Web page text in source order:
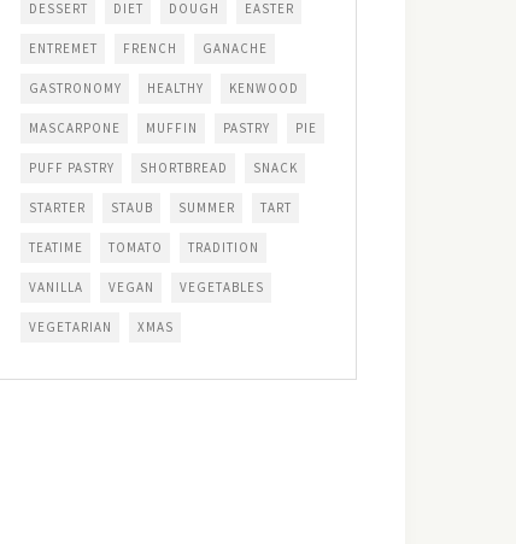
DESSERT DIET DOUGH EASTER
ENTREMET FRENCH GANACHE
GASTRONOMY HEALTHY KENWOOD
MASCARPONE MUFFIN PASTRY PIE
PUFF PASTRY SHORTBREAD SNACK
STARTER STAUB SUMMER TART
TEATIME TOMATO TRADITION
VANILLA VEGAN VEGETABLES
VEGETARIAN XMAS